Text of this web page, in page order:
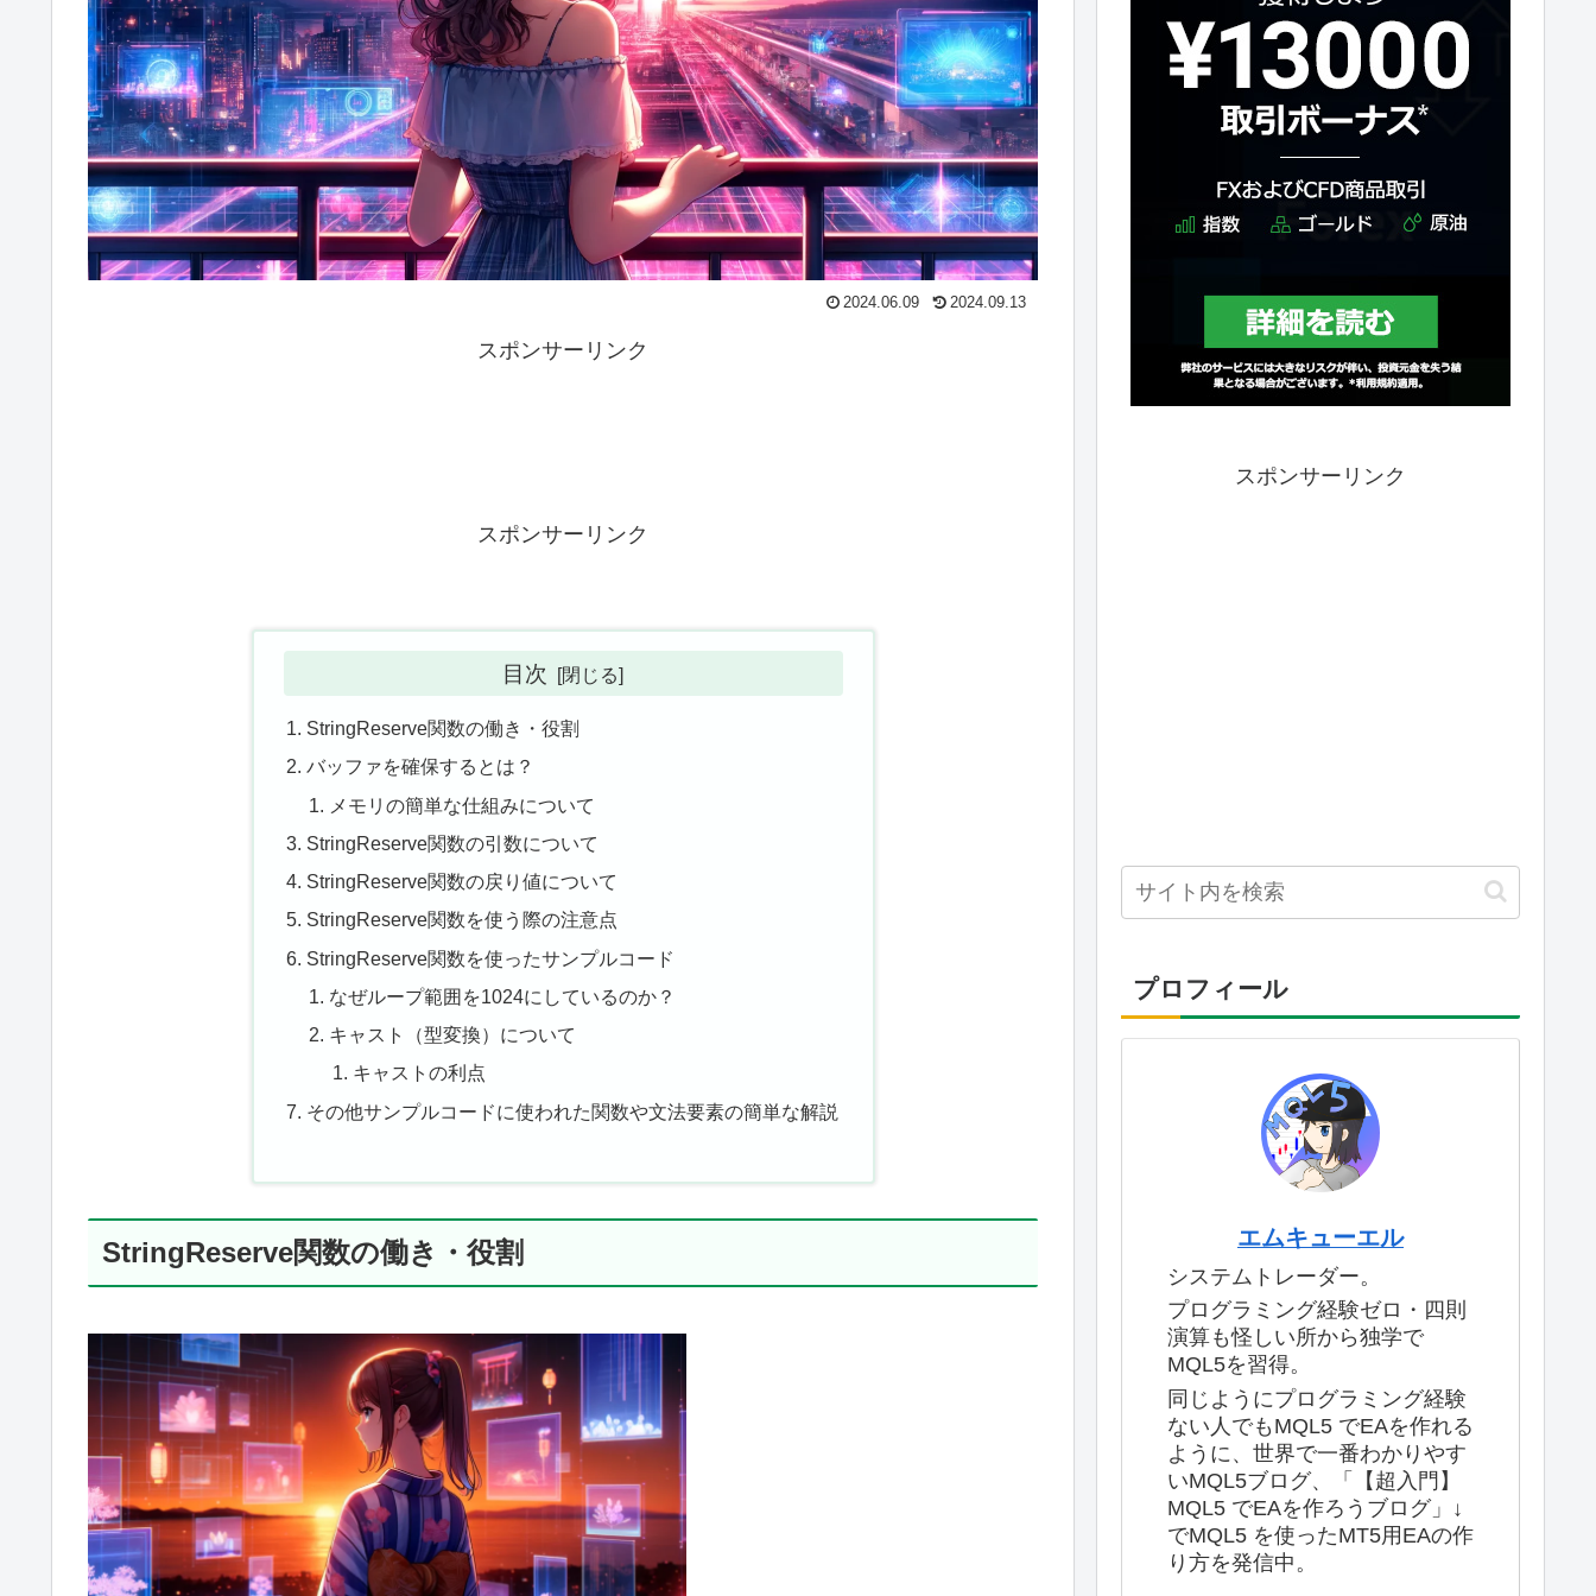
2024.06.09 2024.09.13
スポンサーリンク
スポンサーリンク
目次
StringReserve関数の働き・役割
バッファを確保するとは？
メモリの簡単な仕組みについて
StringReserve関数の引数について
StringReserve関数の戻り値について
StringReserve関数を使う際の注意点
StringReserve関数を使ったサンプルコード
なぜループ範囲を1024にしているのか？
キャスト（型変換）について
キャストの利点
その他サンプルコードに使われた関数や文法要素の簡単な解説
StringReserve関数の働き・役割
スポンサーリンク
プロフィール
エムキューエル
システムトレーダー。
プログラミング経験ゼロ・四則
演算も怪しい所から独学で
MQL5を習得。
同じようにプログラミング経験
ない人でもMQL5 でEAを作れる
ように、世界で一番わかりやす
いMQL5ブログ、「【超入門】
MQL5 でEAを作ろうブログ」↓
でMQL5 を使ったMT5用EAの作
り方を発信中。